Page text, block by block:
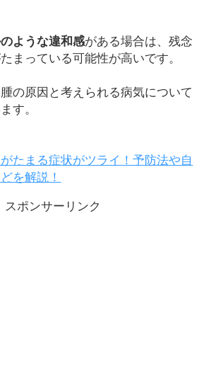
ような違和感がある場合は、残念
まっている可能性が高いです。
の原因と考えられる病気について
す。
たまる症状がツライ！予防法や自
を解説！
スポンサーリンク